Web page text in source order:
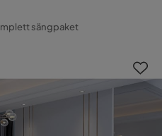
sängpaket